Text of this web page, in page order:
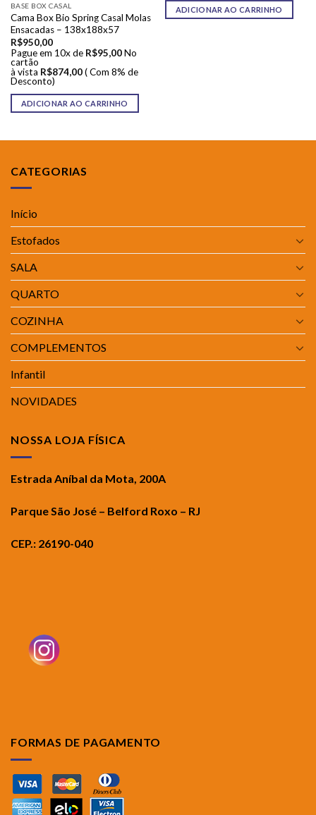
BASE BOX CASAL
Cama Box Bio Spring Casal Molas
Ensacadas – 138x188x57
R$950,00
Pague em 10x de R$95,00 No
cartão
à vista R$874,00 ( Com 8% de
Desconto)
ADICIONAR AO CARRINHO
ADICIONAR AO CARRINHO
CATEGORIAS
Início
Estofados
SALA
QUARTO
COZINHA
COMPLEMENTOS
Infantil
NOVIDADES
NOSSA LOJA FÍSICA
Estrada Aníbal da Mota, 200A
Parque São José – Belford Roxo – RJ
CEP.: 26190-040
FORMAS DE PAGAMENTO